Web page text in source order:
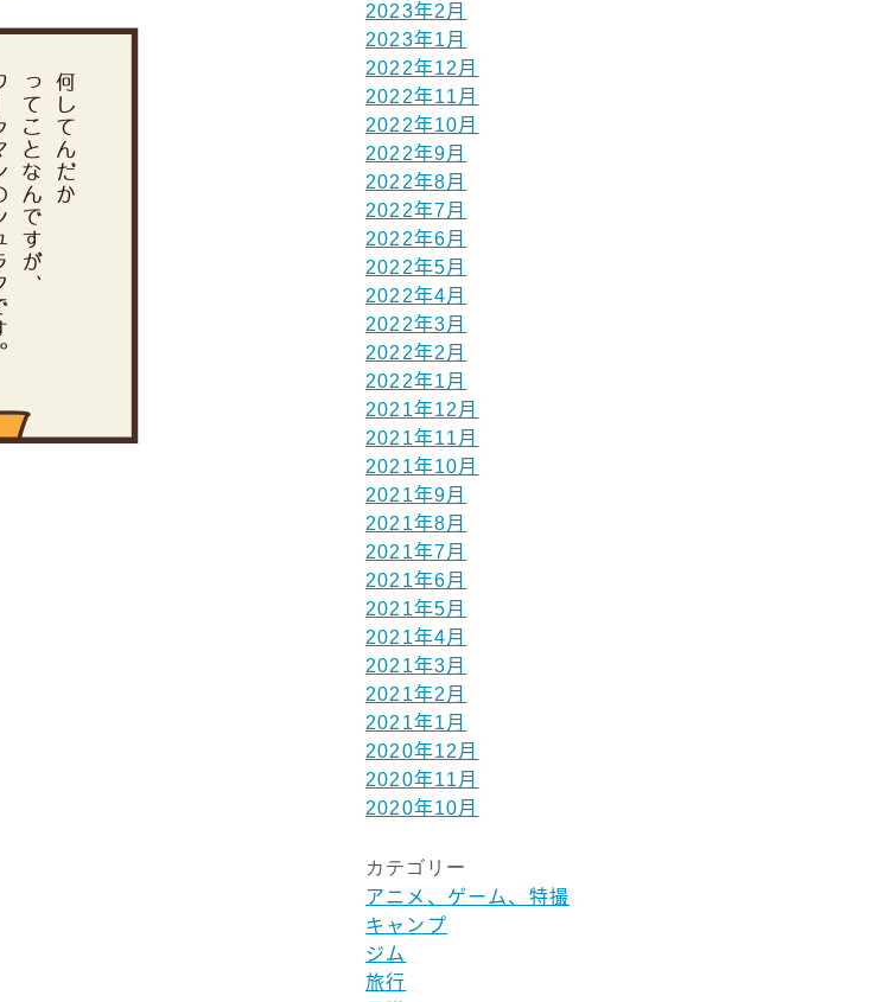
2023年2月
2023年1月
2022年12月
2022年11月
2022年10月
2022年9月
2022年8月
2022年7月
2022年6月
2022年5月
2022年4月
2022年3月
2022年2月
2022年1月
2021年12月
2021年11月
2021年10月
2021年9月
2021年8月
2021年7月
2021年6月
2021年5月
2021年4月
2021年3月
2021年2月
2021年1月
2020年12月
2020年11月
2020年10月
カテゴリー
アニメ、ゲーム、特撮
キャンプ
ジム
旅行